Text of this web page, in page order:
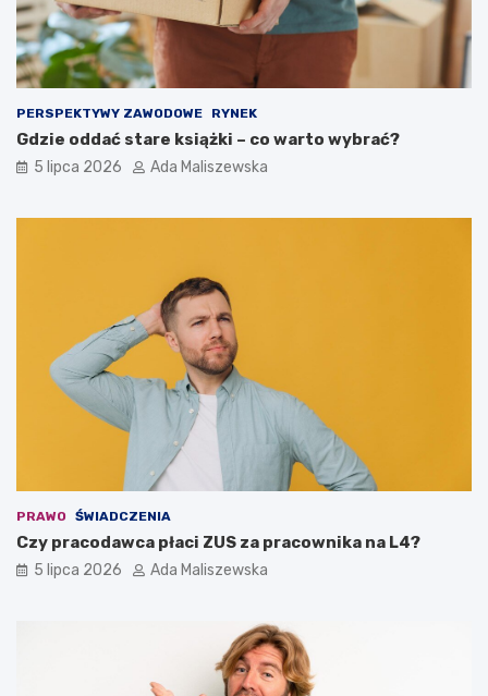
PERSPEKTYWY ZAWODOWE RYNEK
Gdzie oddać stare książki – co warto wybrać?
5 lipca 2026 Ada Maliszewska
PRAWO ŚWIADCZENIA
Czy pracodawca płaci ZUS za pracownika na L4?
5 lipca 2026 Ada Maliszewska